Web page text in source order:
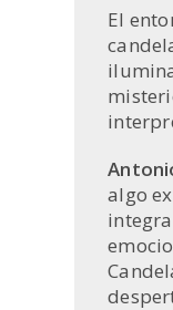
El
algo